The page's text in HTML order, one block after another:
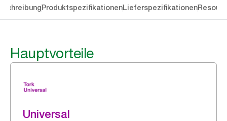
ProduktspezifikationenLieferspezifikationen
Hauptvorteile
Universal